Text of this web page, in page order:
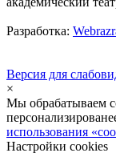
Разработка:
Версия для
×
Мы обрабатываем
использования
Настройки cookies